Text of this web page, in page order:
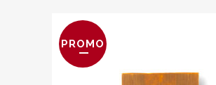
PROMO